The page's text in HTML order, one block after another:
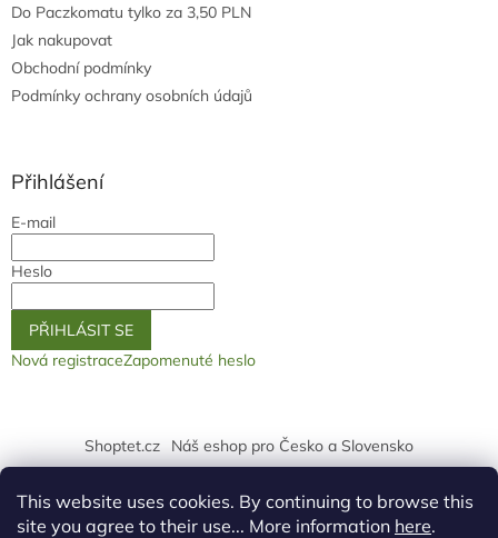
This website uses cookies. By continuing to browse this
site you agree to their use... More information here.
Do Paczkomatu tylko za 3,50 PLN
Jak nakupovat
Obchodní podmínky
Podmínky ochrany osobních údajů
Přihlášení
E-mail
Heslo
PŘIHLÁSIT SE
Nová registraceZapomenuté heslo
Shoptet.cz Náš eshop pro Česko a Slovensko